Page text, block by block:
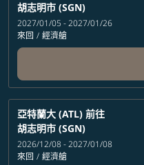
胡志明市 (SGN)
2027/01/05 - 2027/01/26
來回 / 經濟艙
亞特蘭大 (ATL) 前往
胡志明市 (SGN)
2026/12/08 - 2027/01/08
來回 / 經濟艙